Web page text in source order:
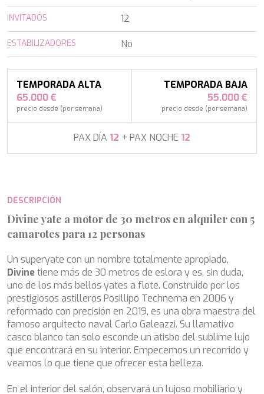
INVITADOS 12
ESTABILIZADORES No
TEMPORADA ALTA
65.000 €
precio desde (por semana)
TEMPORADA BAJA
55.000 €
precio desde (por semana)
PAX DÍA 12 + PAX NOCHE 12
DESCRIPCIÓN
Divine yate a motor de 30 metros en alquiler con 5
camarotes para 12 personas
Un superyate con un nombre totalmente apropiado,
Divinetiene más de 30 metros de eslora y es, sin duda,
uno de los más bellos yates a flote. Construido por los
prestigiosos astilleros Posillipo Technema en 2006 y
reformado con precisión en 2019, es una obra maestra del
famoso arquitecto naval Carlo Galeazzi. Su llamativo
casco blanco tan solo esconde un atisbo del sublime lujo
que encontrará en su interior. Empecemos un recorrido y
veamos lo que tiene que ofrecer esta belleza.
En el interior del salón, observará un lujoso mobiliario y
ANIMA II
ANIMA MARIS
ANKA
ANNABEL II
ANOTHER ONE
ANTHEYA III
APHAEA
AQUA LIBRA
AQUAVISTA
AQUILA
ARION
ASLEC 4
ATLANTIC
AURA I
B.A.13
B4
BABY I
BACCARAT
BAGHEERA
BARACUDA VALLETTA
BARRACUDA III
BELLEZZA
BELUGA
BENITA BLUE
BEST OFF
Turquía
Italia
Turquía
Italia
Croacia
Turquía
Modificar cookies
Técnicas y funcionales Siempre activas
Este sitio web utiliza Cookies propias para recopilar
información con la finalidad de mejorar nuestros servicios.
Si continua navegando, supone la aceptación de la
instalación de las mismas. El usuario tiene la posibilidad
de configurar su navegador pudiendo, si así lo desea,
impedir que sean instaladas en su disco duro, aunque
deberá tener en cuenta que dicha acción podrá ocasionar
dificultades de navegación de la página web.